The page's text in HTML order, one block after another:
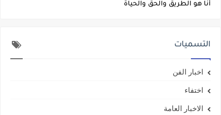
أنا هو الطريق والحق والحياة
التسميات
اخبار الفن
اختفاء
الاخبار العامة